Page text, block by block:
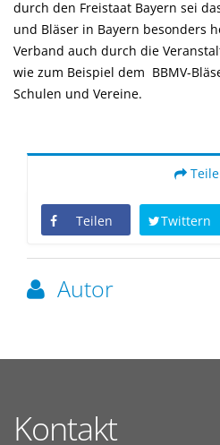
durch den Freistaat Bayern sei
und Bläser in Bayern besonders
Verband auch durch die
wie zum Beispiel dem BBMV-
Schulen und Vereine.
Teilen Twittern
Autor
Kontakt